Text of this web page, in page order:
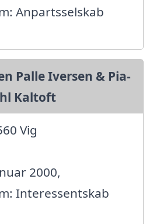
Anpartsselskab
Palle Iversen & Pia-
Kaltoft
Vig
2000,
Interessentskab